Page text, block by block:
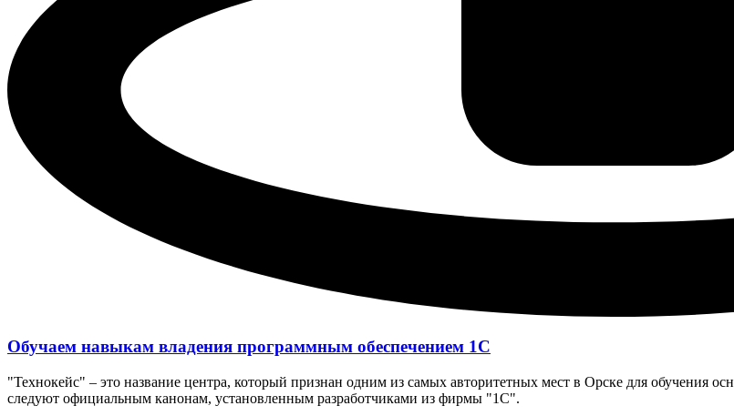
Обучаем навыкам владения программным обеспечением 1С
"Технокейс" – это название центра, который признан одним из самых авторитетных мест в Орске для обучения
следуют официальным канонам, установленным разработчиками из фирмы "1С".